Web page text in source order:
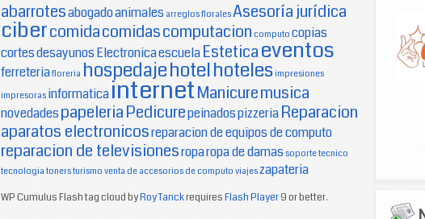
abarrotesabogadoanimales arreglos floralesAsesoría jurídica
cibercomidacomidascomputacion computo copias
cortesdesayunosElectronicaescuelaEsteticaeventos
ferreteriafloreria hospedajehotelhotelesimpresiones
impresoras informaticainternetManicuremusica
novedadespapeleriaPedicurepeinadospizzeriaReparacion
aparatos electronicosreparacion de equipos de computo
reparacion de televisionesroparopa de damas soporte tecnico
tecnologia tonersturismo venta de accesorios de computo viajeszapateria
WP Cumulus Flash tag cloud byRoy TanckrequiresFlash Player9 or better.